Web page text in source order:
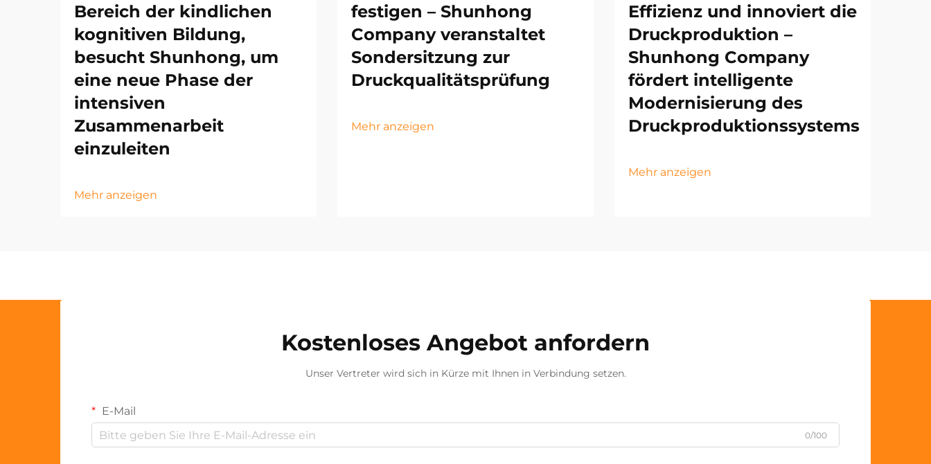
Bereich der kindlichen
kognitiven Bildung,
besucht Shunhong, um
eine neue Phase der
intensiven
Zusammenarbeit
einzuleiten
Mehr anzeigen
festigen – Shunhong
Company veranstaltet
Sondersitzung zur
Druckqualitätsprüfung
Mehr anzeigen
Effizienz und innoviert die
Druckproduktion –
Shunhong Company
fördert intelligente
Modernisierung des
Druckproduktionssystems
Mehr anzeigen
Kostenloses Angebot anfordern
Unser Vertreter wird sich in Kürze mit Ihnen in Verbindung setzen.
E-Mail
0/100